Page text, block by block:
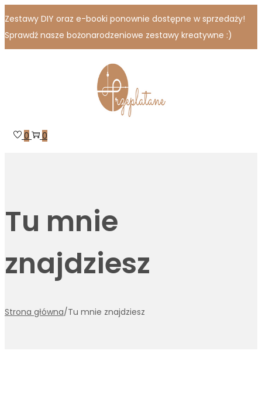
Zestawy DIY oraz e-booki ponownie dostępne w sprzedaży!
Sprawdź nasze bożonarodzeniowe zestawy kreatywne :)
0 0
Tu mnie
znajdziesz
Strona główna/Tu mnie znajdziesz